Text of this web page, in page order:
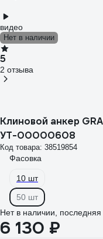
видео
Нет в наличии
5
2 отзыва
Клиновой анкер
УТ-00000608
Код товара: 38519854
Фасовка
10 шт
50 шт
Нет в наличии, последняя
6 130 ₽